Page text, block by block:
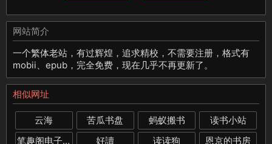
网站简介
一个繁体老站，有过辉煌，追求精校，不需要注册，格式有
mobii、epub，完全免费，现在几乎不再更新了。
相似网址
云海 苦瓜书盘 蚂蚁搬书
读书小站
笔趣阁电子书下载
好讀 读读狗
恩京的书房